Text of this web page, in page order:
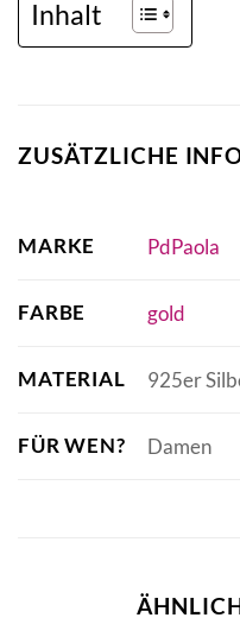
Inhalt
ZUSÄTZLICHE
MARKE PdPaola
FARBE gold
MATERIAL 925er
FÜR WEN? Damen